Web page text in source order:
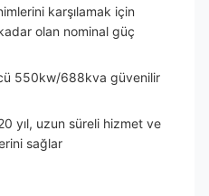
karşılamak için
olan nominal güç
550kw/688kva güvenilir
yıl, uzun süreli hizmet ve
sağlar